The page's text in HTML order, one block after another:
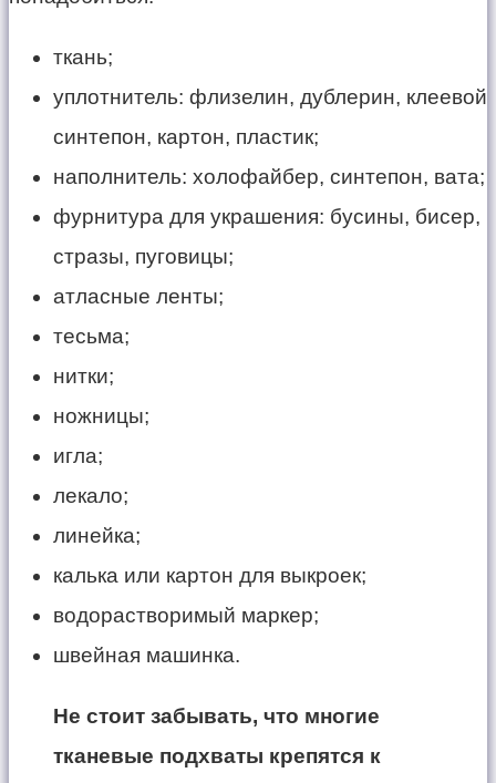
ткань;
уплотнитель: флизелин, дублерин, клеевой
синтепон, картон, пластик;
наполнитель: холофайбер, синтепон, вата;
фурнитура для украшения: бусины, бисер,
стразы, пуговицы;
атласные ленты;
тесьма;
нитки;
ножницы;
игла;
лекало;
линейка;
калька или картон для выкроек;
водорастворимый маркер;
швейная машинка.
Не стоит забывать, что многие
тканевые подхваты крепятся к